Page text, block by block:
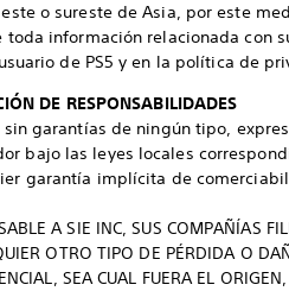
o sureste de Asia, por este
información relacionada con
de PS5 y en la política de
DE RESPONSABILIDADES
sin garantías de ningún tipo,
bajo las leyes locales
garantía implícita de
A SIE INC, SUS COMPAÑÍAS
OTRO TIPO DE PÉRDIDA O
SEA CUAL FUERA EL